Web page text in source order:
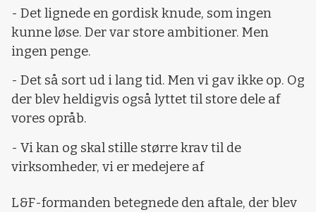
- Det lignede en gordisk knude, som ingen
kunne løse. Der var store ambitioner. Men
ingen penge.
- Det så sort ud i lang tid. Men vi gav ikke op. Og
der blev heldigvis også lyttet til store dele af
vores opråb.
- Vi kan og skal stille større krav til de
virksomheder, vi er medejere af
L&F-formanden betegnede den aftale, der blev